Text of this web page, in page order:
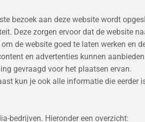
bezoek aan deze website wordt
Deze zorgen ervoor dat de website
de website goed te laten werken en
en advertenties kunnen
gevraagd voor het plaatsen ervan.
kun je ook alle informatie die eerder
bedrijven. Hieronder een overzicht: